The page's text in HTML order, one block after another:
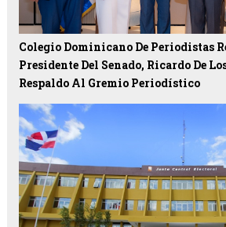
Colegio Dominicano De Periodistas
Presidente Del Senado, Ricardo De
Respaldo Al Gremio Periodístico